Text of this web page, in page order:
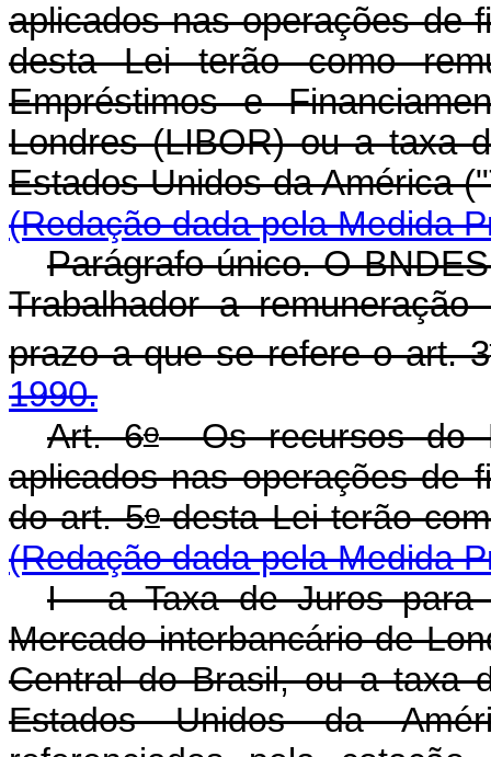
aplicados nas operações de
desta Lei terão como
Empréstimos e
Londres (LIBOR) ou a taxa
Estados Unidos da
(Redação dada pela Medida
Parágrafo único. O
Trabalhador a
prazo a que se refere o art. 3
1990.
Art. 6oOs recursos do
aplicados nas operações de
do art. 5odesta Lei
(Redação dada pela Medida
I - a Taxa de Juros para
Mercado interbancário de
Central do Brasil, ou a taxa
Estados Unidos da